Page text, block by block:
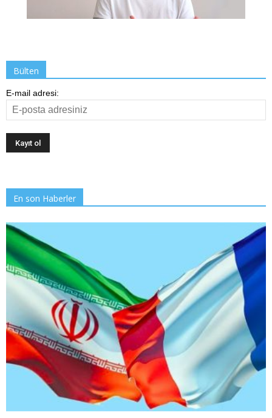
Bülten
E-mail adresi:
En son Haberler